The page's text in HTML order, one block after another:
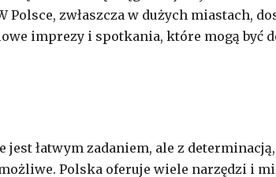
Polsce, zwłaszcza w dużych miastach,
imprezy i spotkania, które mogą być
łatwym zadaniem, ale z
Polska oferuje wiele narzędzi i